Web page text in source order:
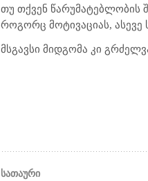
თუ თქვენ წარუმატებლობის
როგორც მოტივაციას,
მსგავსი მიდგომა კი
სათაური